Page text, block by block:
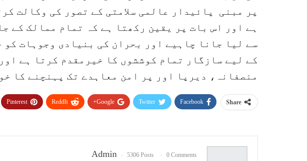
پر مبنی پائیدار عالمی سلامتی کے تصور کی وکالت
ہے اور اس بات پر یقین رکھتا ہے کہ تمام ممالک کے
سے لیا جانا چاہیے اور بحران کی بنیادی وجوہات کو
کے لیے سازگار تمام کوششوں کا خیرمقدم کرتا ہے
منصفانہ، دیرپا اور پر امن معاہدے تک پہنچنے کا
Share
Facebook
Twitter
Google+
ReddIt
Pinterest
Admin 5306 Posts 0 Comments